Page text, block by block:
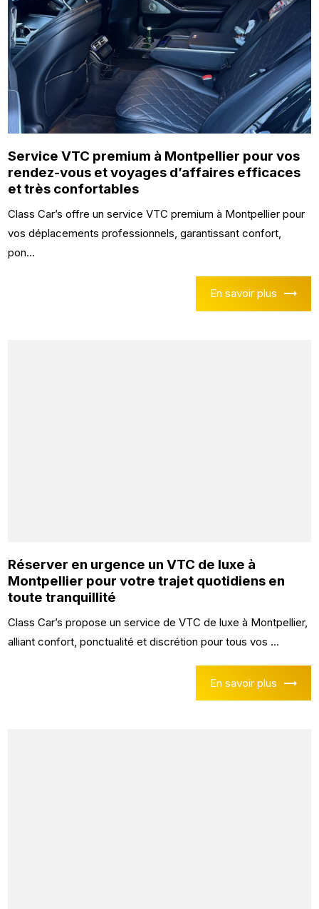
Service VTC premium à Montpellier pour vos
rendez-vous et voyages d’affaires efficaces
et très confortables
Class Car’s offre un service VTC premium à Montpellier pour
vos déplacements professionnels, garantissant confort,
pon...
En savoir plus
Réserver en urgence un VTC de luxe à
Montpellier pour votre trajet quotidiens en
toute tranquillité
Class Car’s propose un service de VTC de luxe à Montpellier,
alliant confort, ponctualité et discrétion pour tous vos ...
En savoir plus